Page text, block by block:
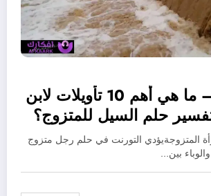
تعرف علي – ما هي أهم 10 تأويلات لابن
حلم السيل للمتزوج؟
المتزوجةيؤدي التورنت في حلم رجل متزوج
بين…